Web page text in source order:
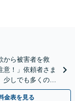
から被害者を救
意！」依頼者さま
少しでも多くの返
金表を見る